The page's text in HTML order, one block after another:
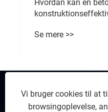
Hvordan kan en
Se mere >>
Om os
Vi bruger cookies til at
browsingoplevelse,